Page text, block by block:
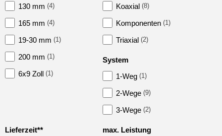
ACV
Alpine
Audison
Crunch
130 mm (4)
165 mm (4)
19-30 mm (1)
200 mm (1)
6x9 Zoll (1)
Koaxial (8)
Komponenten (1)
Triaxial (2)
System
1-Weg (1)
2-Wege (9)
3-Wege (2)
Lieferzeit**
max. Leistung